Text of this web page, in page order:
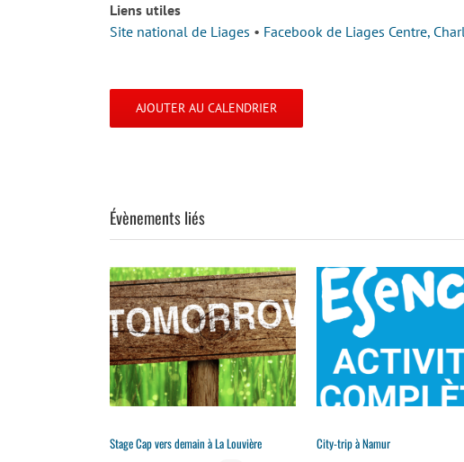
Liens utiles
Site national de Liages • Facebook de Liages Centre,
AJOUTER AU CALENDRIER
Évènements liés
Stage Cap vers demain à La Louvière
City-trip à Namur